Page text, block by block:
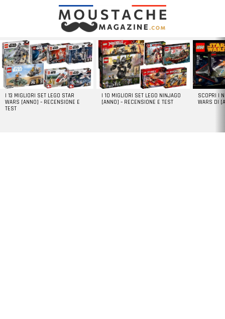
LATEST
STORIES
I 13 MIGLIORI SET LEGO STAR
WARS [ANNO] – RECENSIONE E
TEST
I 10 MIGLIORI SET LEGO NINJAGO
[ANNO] – RECENSIONE E TEST
SCOPRI I
WARS DI